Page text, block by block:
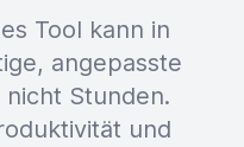
Tool kann in
angepasste
Stunden.
und